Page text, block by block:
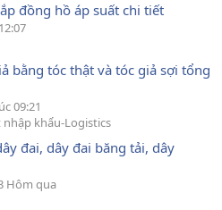
đồng hồ áp suất chi tiết
bằng tóc thật và tóc giả sợi tổng
09:21
khẩu-Logistics
đai, dây đai băng tải, dây
Hôm qua